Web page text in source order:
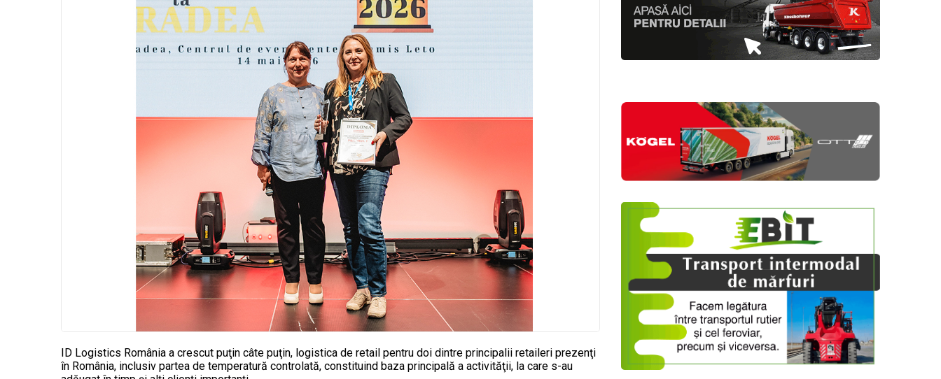
ID Logistics România a crescut puţin câte puţin, logistica de retail pentru doi dintre principalii retaileri prezenţi
în România, inclusiv partea de temperatură controlată, constituind baza principală a activităţii, la care s-au